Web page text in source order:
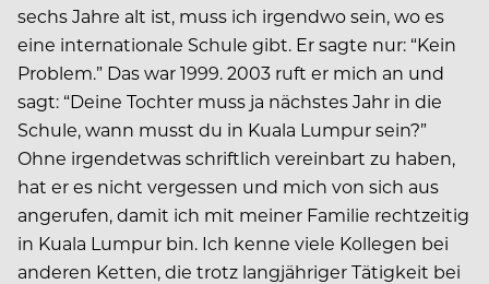
sechs Jahre alt ist, muss ich irgendwo sein, wo es
eine internationale Schule gibt. Er sagte nur: “Kein
Problem.” Das war 1999. 2003 ruft er mich an und
sagt: “Deine Tochter muss ja nächstes Jahr in die
Schule, wann musst du in Kuala Lumpur sein?”
Ohne irgendetwas schriftlich vereinbart zu haben,
hat er es nicht vergessen und mich von sich aus
angerufen, damit ich mit meiner Familie rechtzeitig
in Kuala Lumpur bin. Ich kenne viele Kollegen bei
anderen Ketten, die trotz langjähriger Tätigkeit bei